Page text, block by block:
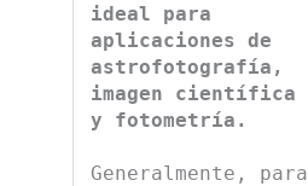
ideal para
aplicaciones de
astrofotografía,
imagen científica
y fotometría.
Generalmente, para